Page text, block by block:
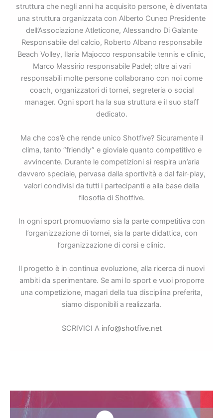
struttura che negli anni ha acquisito persone, è diventata
una struttura organizzata con Alberto Cuneo Presidente
dell’Associazione Atleticone, Alessandro Di Galante
Responsabile del calcio, Roberto Albano responsabile
Beach Volley, Ilaria Majocco responsabile tennis e clinic,
Marco Massirio responsabile Padel; oltre ai vari
responsabili molte persone collaborano con noi come
coach, organizzatori di tornei, segreteria o social
manager. Ogni sport ha la sua struttura e il suo staff
dedicato.
Ma che cos’è che rende unico Shotfive? Sicuramente il
clima, tanto “friendly” e gioviale quanto competitivo e
avvincente. Durante le competizioni si respira un’aria
davvero speciale, pervasa dalla sportività e dal fair-play,
valori condivisi da tutti i partecipanti e alla base della
filosofia di Shotfive.
In ogni sport promuoviamo sia la parte competitiva con
l’organizzazione di tornei, sia la parte didattica, con
l’organizzazione di corsi e clinic.
Il progetto è in continua evoluzione, alla ricerca di nuovi
ambiti da sperimentare. Se ami lo sport e vuoi proporre
una competizione, magari della tua disciplina preferita,
siamo disponibili a realizzarla.
SCRIVICI A info@shotfive.net